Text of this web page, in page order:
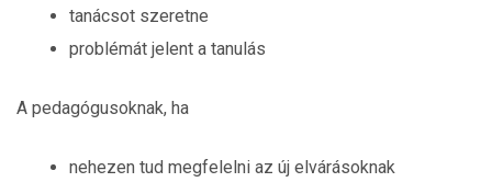
tanácsot szeretne
problémát jelent a tanulás
A pedagógusoknak, ha
nehezen tud megfelelni az új elvárásoknak